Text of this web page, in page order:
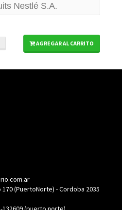
Nestlé S.A.
AGREGAR AL CARRITO
170 (PuertoNorte) - Cordoba 2035